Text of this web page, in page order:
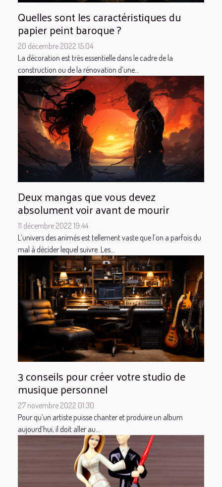
Quelles sont les caractéristiques du
papier peint baroque ?
20 décembre 2022 15:04
La décoration est très essentielle dans le cadre de la
construction ou de la rénovation d’une...
Deux mangas que vous devez
absolument voir avant de mourir
11 décembre 2022 19:44
L’univers des animés est tellement vaste que l’on a parfois du
mal à décider lequel suivre. Les...
3 conseils pour créer votre studio de
musique personnel
27 novembre 2022 01:30
Pour qu’un artiste puisse chanter et produire un album
aujourd’hui, il doit aller au...